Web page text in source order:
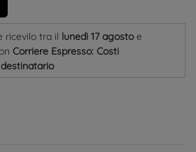
ricevilo tra il lunedì 17 agostoe
Corriere Espresso: Costi